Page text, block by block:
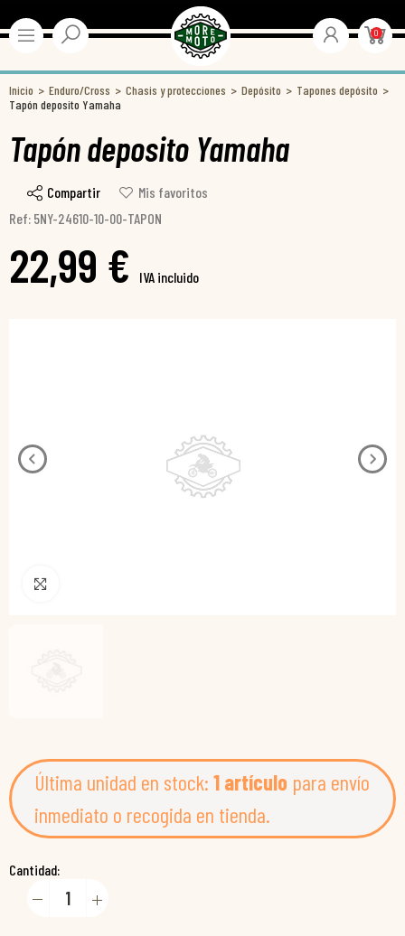
0
Inicio Enduro/Cross Chasis y protecciones Depósito
Tapones depósito
Tapón deposito Yamaha
Tapón deposito Yamaha
Compartir
Mis favoritos
Ref: 5NY-24610-10-00-TAPON
22,99 € IVA incluido
Última unidad en stock: 1 artículo para envío
inmediato o recogida en tienda.
Cantidad: